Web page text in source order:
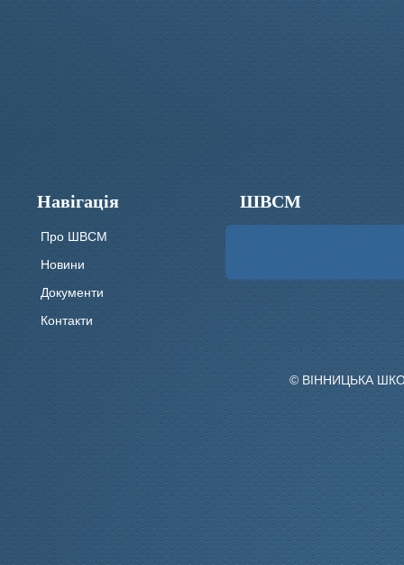
Навігація
Про ШВСМ
Новини
Документи
Контакти
ШВСМ
© ВІННИЦЬКА